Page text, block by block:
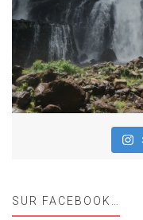
SUR FACEBOOK…